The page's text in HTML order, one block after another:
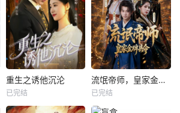
重生之诱他沉沦
已完结
流氓帝师，皇家金牌县令
已完结